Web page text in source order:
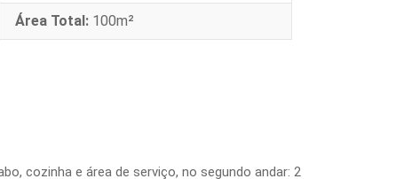
Área Total: 100m²
cozinha e área de serviço, no segundo andar: 2